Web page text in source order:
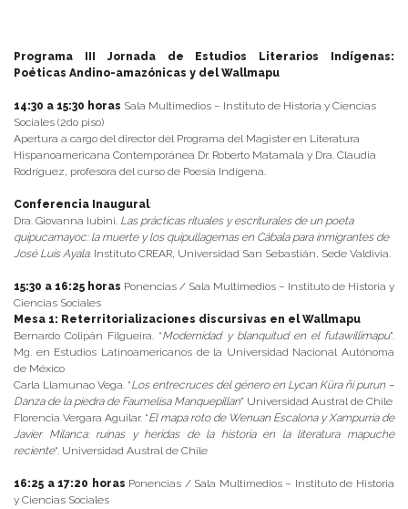
Programa III Jornada de Estudios Literarios Indígenas:
Poéticas Andino-amazónicas y del Wallmapu
14:30 a 15:30 horas Sala Multimedios – Instituto de Historia y Ciencias
Sociales (2do piso)
Apertura a cargo del director del Programa del Magister en Literatura
Hispanoamericana Contemporánea Dr. Roberto Matamala y Dra. Claudia
Rodríguez, profesora del curso de Poesía Indígena.
Conferencia Inaugural:
Dra. Giovanna Iubini. Las prácticas rituales y escriturales de un poeta
quipucamayoc: la muerte y los quipullagemas en Cábala para inmigrantes de
José Luis Ayala. Instituto CREAR, Universidad San Sebastián, Sede Valdivia.
15:30 a 16:25 horas Ponencias / Sala Multimedios – Instituto de Historia y
Ciencias Sociales
Mesa 1: Reterritorializaciones discursivas en el Wallmapu
Bernardo Colipán Filgueira. “Modernidad y blanquitud en el futawillimapu”.
Mg. en Estudios Latinoamericanos de la Universidad Nacional Autónoma
de México
Carla Llamunao Vega. “Los entrecruces del género en Lycan Küra ñi purun –
Danza de la piedra de Faumelisa Manquepillan” Universidad Austral de Chile
Florencia Vergara Aguilar. “El mapa roto de Wenuan Escalona y Xampurria de
Javier Milanca: ruinas y heridas de la historia en la literatura mapuche
reciente“. Universidad Austral de Chile
16:25 a 17:20 horas Ponencias / Sala Multimedios – Instituto de Historia
y Ciencias Sociales